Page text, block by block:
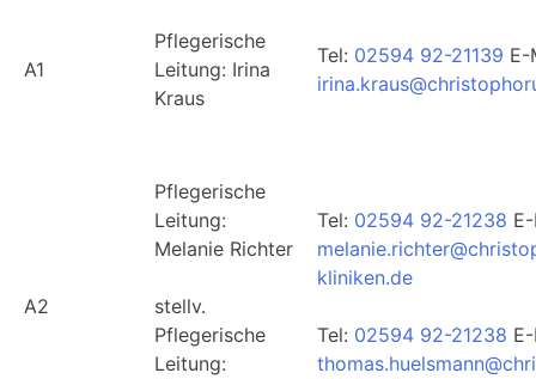
A1
Pflegerische
Leitung: Irina
Kraus
Tel: 02594 92-21139 E-
A2
Pflegerische
Leitung:
Melanie Richter
stellv.
Pflegerische
Leitung:
Tel: 02594 92-21238
kliniken.de
Tel: 02594 92-21238